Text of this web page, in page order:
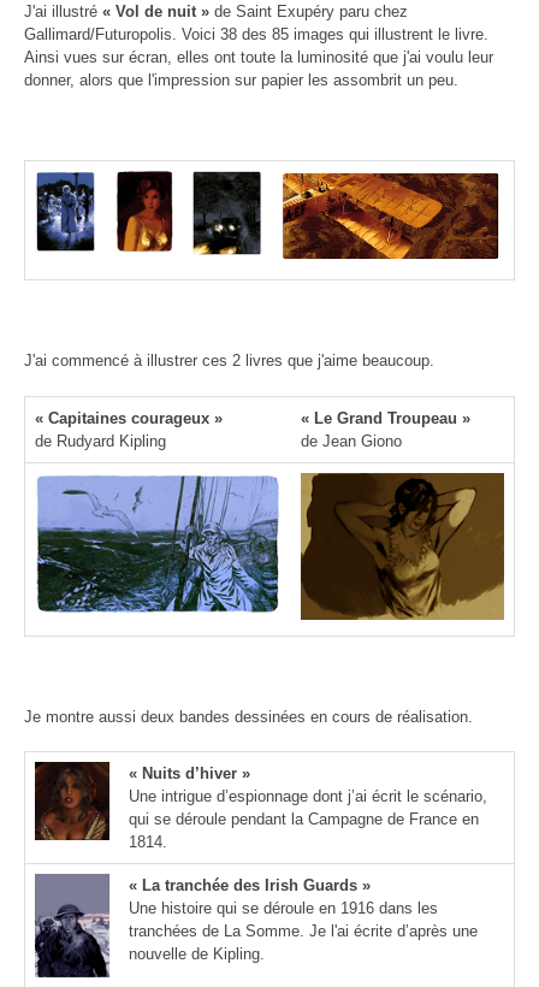
J'ai illustré « Vol de nuit » de Saint Exupéry paru chez
Gallimard/Futuropolis. Voici 38 des 85 images qui illustrent le livre.
Ainsi vues sur écran, elles ont toute la luminosité que j'ai voulu leur
donner, alors que l'impression sur papier les assombrit un peu.
J'ai commencé à illustrer ces 2 livres que j'aime beaucoup.
« Capitaines courageux »
de Rudyard Kipling
« Le Grand Troupeau »
de Jean Giono
Je montre aussi deux bandes dessinées en cours de réalisation.
« Nuits d’hiver »
Une intrigue d’espionnage dont j’ai écrit le scénario,
qui se déroule pendant la Campagne de France en
1814.
« La tranchée des Irish Guards »
Une histoire qui se déroule en 1916 dans les
tranchées de La Somme. Je l'ai écrite d’après une
nouvelle de Kipling.